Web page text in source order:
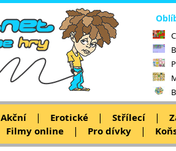
Akční | Erotické | Střílecí |
Filmy online | Pro dívky |